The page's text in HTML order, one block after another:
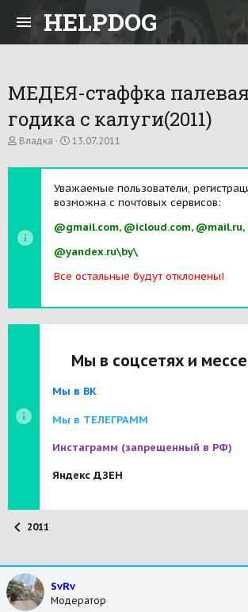
HELPDOG
МЕДЕЯ-стаффка
годика с калуги(2011)
А
т
м
ы
Владка
Д
т
н
а
а
а
13.07.2011
Уважаемые пользователи,
возможна с почтовых сервисов:
@gmail.com, @icloud.com, @mail.ru,
@yandex.ru\by\
Все остальные будут отклонены!
Мы в соцсетях и
Мы в ВК
Мы в ТЕЛЕГРАММ
Инстаграмм (запрещенный в РФ)
Яндекс ДЗЕН
2011
SvRv
Модератор